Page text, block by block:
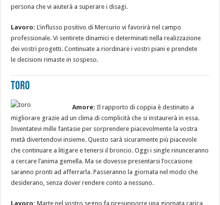
persona che vi aiuterà a superare i disagi.
Lavoro:L’influsso positivo di Mercurio vi favorirà nel campo
professionale. Vi sentirete dinamici e determinati nella realizzazione
dei vostri progetti. Continuate a riordinare i vostri piani e prendete
le decisioni rimaste in sospeso.
Toro
Amore: Il rapporto di coppia è destinato a
migliorare grazie ad un clima di complicità che si instaurerà in essa.
Inventatevi mille fantasie per sorprendere piacevolmente la vostra
metà divertendovi insieme. Questo sarà sicuramente più piacevole
che continuare a litigare e tenersi il broncio. Oggi i single rinunceranno
a cercare l’anima gemella. Ma se dovesse presentarsi l’occasione
saranno pronti ad afferrarla. Passeranno la giornata nel modo che
desiderano, senza dover rendere conto a nessuno.
Lavoro: Marte nel vostro segno fa presupporre una giornata carica